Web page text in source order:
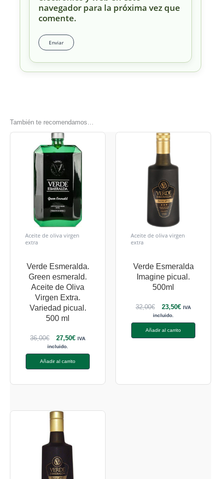
navegador para la próxima vez que
comente.
También te recomendamos…
Aceite de oliva virgen
extra
Verde Esmeralda.
Green esmerald.
Aceite de Oliva
Virgen Extra.
Variedad picual.
500 ml
36,00€ 27,50€
IVA
incluido.
Añadir al carrito
Aceite de oliva virgen
extra
Verde Esmeralda
Imagine picual.
500ml
32,00€ 23,50€
IVA
incluido.
Añadir al carrito